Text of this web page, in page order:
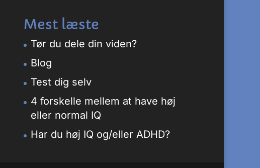
Mest læste
Tør du dele din viden?
Blog
Test dig selv
4 forskelle mellem at have høj
eller normal IQ
Har du høj IQ og/eller ADHD?